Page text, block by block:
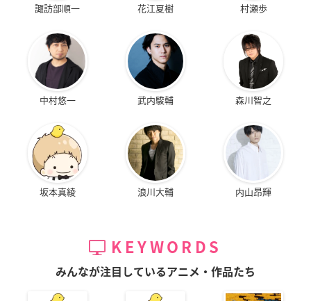
諏訪部順一 花江夏樹 村瀬歩
中村悠一 武内駿輔 森川智之
坂本真綾 浪川大輔 内山昂輝
KEYWORDS
みんなが注目しているアニメ・作品たち